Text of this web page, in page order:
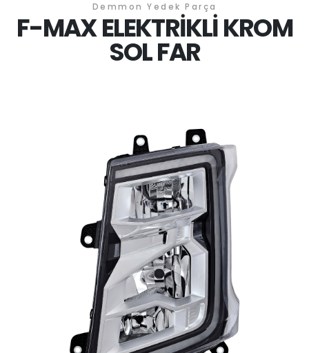
Demmon Yedek Parça
F-MAX ELEKTRİKLİ KROM
SOL FAR